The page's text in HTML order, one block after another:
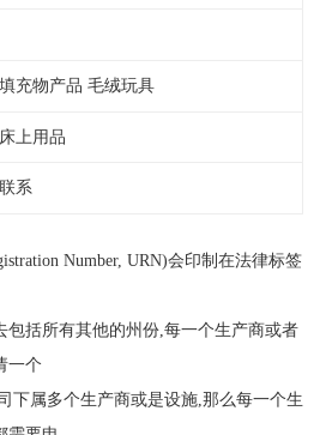
充物产品 毛绒玩具
上用品
系
Number, URN)会印制在法律标签
包括所有其他的州份,每一个生产商或者
一个
下属多个生产商或是设施,那么每一个生